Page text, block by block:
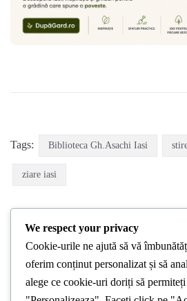
Tags: Biblioteca Gh.Asachi Iasi
ziare iasi
PREVIOUS POST
We respect your privacy
Cookie-urile ne ajută să vă
oferim conținut personalizat și să
alege ce cookie-uri doriți să